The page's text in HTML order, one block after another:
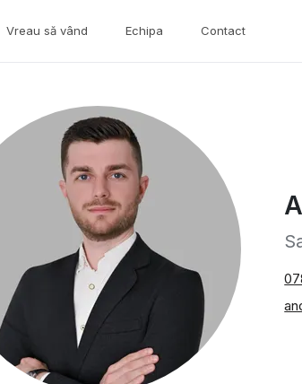
Vreau să vând Echipa Contact